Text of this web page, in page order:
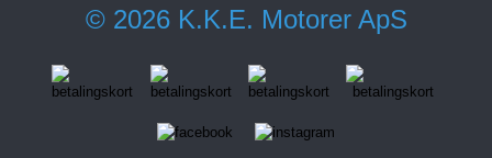
© 2026 K.K.E. Motorer ApS